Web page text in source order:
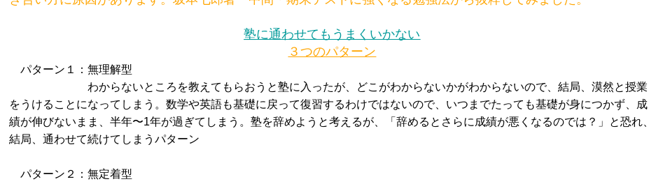
塾に通わせてもうまくいかない
３つのパターン
パターン１：無理解型
わからないところを教えてもらおうと塾に入ったが、どこがわからないかがわからないので、結局、漠然と授業
をうけることになってしまう。数学や英語も基礎に戻って復習するわけではないので、いつまでたっても基礎が身につかず、成
績が伸びないまま、半年〜1年が過ぎてしまう。塾を辞めようと考えるが、「辞めるとさらに成績が悪くなるのでは？」と恐れ、
結局、通わせて続けてしまうパターン
パターン２：無定着型